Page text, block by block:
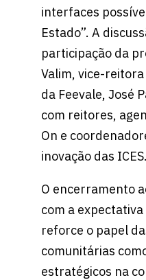
interfaces
Estado”. A
participação da
Valim, vice-
da Feevale, José
com reitores,
On e
inovação das ICES.
O encerramento
com a
reforce o papel
comunitárias
estratégicos na